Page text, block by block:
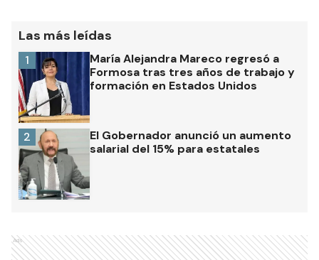
Las más leídas
María Alejandra Mareco regresó a
Formosa tras tres años de trabajo y
formación en Estados Unidos
1
El Gobernador anunció un aumento
salarial del 15% para estatales
2
Ads